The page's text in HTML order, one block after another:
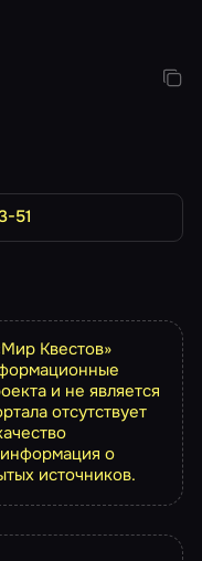
51
Квестов»
и не является
отсутствует
информация о
источников.